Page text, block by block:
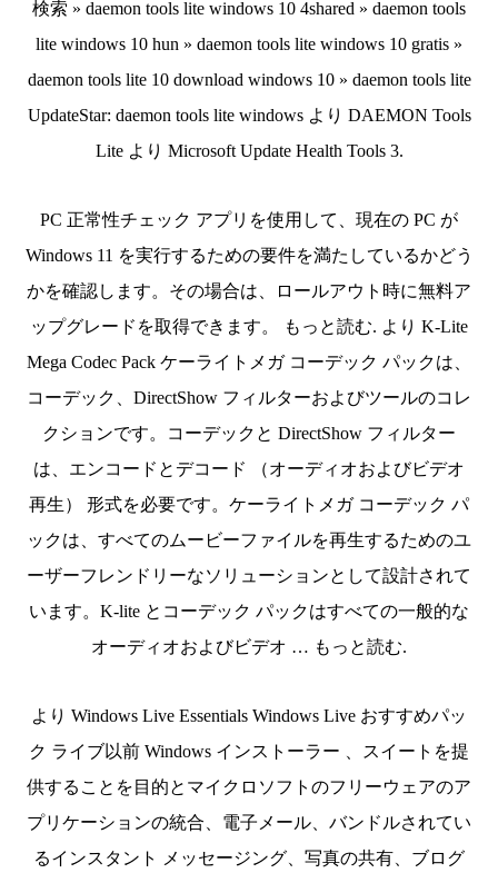
検索 » daemon tools lite windows 10 4shared » daemon tools
lite windows 10 hun » daemon tools lite windows 10 gratis »
daemon tools lite 10 download windows 10 » daemon tools lite
UpdateStar: daemon tools lite windows より DAEMON Tools
Lite より Microsoft Update Health Tools 3.
PC 正常性チェック アプリを使用して、現在の PC が
Windows 11 を実行するための要件を満たしているかどう
かを確認します。その場合は、ロールアウト時に無料ア
ップグレードを取得できます。 もっと読む. より K-Lite
Mega Codec Pack ケーライトメガ コーデック パックは、
コーデック、DirectShow フィルターおよびツールのコレ
クションです。コーデックと DirectShow フィルター
は、エンコードとデコード （オーディオおよびビデオ
再生） 形式を必要です。ケーライトメガ コーデック パ
ックは、すべてのムービーファイルを再生するためのユ
ーザーフレンドリーなソリューションとして設計されて
います。K-lite とコーデック パックはすべての一般的な
オーディオおよびビデオ … もっと読む.
より Windows Live Essentials Windows Live おすすめパッ
ク ライブ以前 Windows インストーラー 、スイートを提
供することを目的とマイクロソフトのフリーウェアのア
プリケーションの統合、電子メール、バンドルされてい
るインスタント メッセージング、写真の共有、ブログ